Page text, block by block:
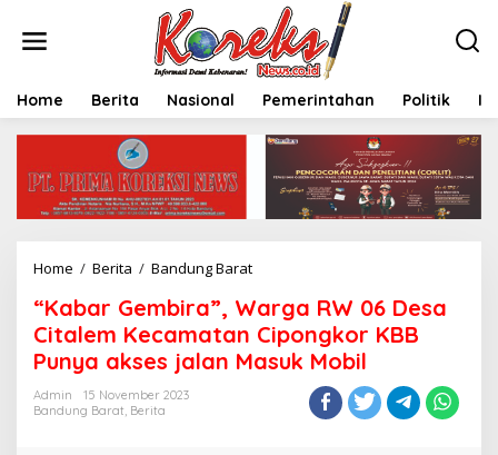
Home Berita Nasional Pemerintahan Politik
Home / Berita / Bandung Barat
a
b
r
“Kabar Gembira”, Warga RW 06 Desa
Citalem Kecamatan Cipongkor KBB
Punya akses jalan Masuk Mobil
Admin
15 November 2023
Bandung Barat, Berita